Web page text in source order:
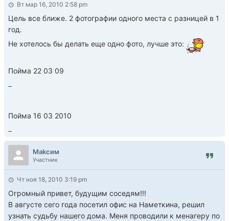
Вт мар 16, 2010 2:58 pm
Цель все ближе. 2 фотографии одного места с разницей в 1
год.
Не хотелось бы делать еще одно фото, лучше это:
Пойма 22 03 09
Пойма 16 03 2010
Маkсим
Участник
Чт ноя 18, 2010 3:19 pm
Огромный привет, будущим соседям!!!
В августе сего года посетил офис на Наметкина, решил
узнать судьбу нашего дома. Меня проводили к менагеру по